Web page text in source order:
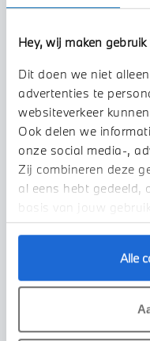
Hey, wij maken
Dit doen we niet
advertenties te
websiteverkeer
Ook delen we
onze social media-,
Zij combineren deze
al eens hebt gedeeld,
basis van jouw
Alle
MINIClubman